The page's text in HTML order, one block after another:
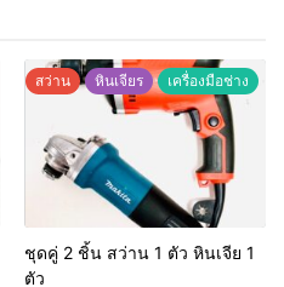
สว่าน หินเจียร เครื่องมือช่าง
ชุดคู่ 2 ชิ้น สว่าน 1 ตัว หินเจีย 1
ตัว